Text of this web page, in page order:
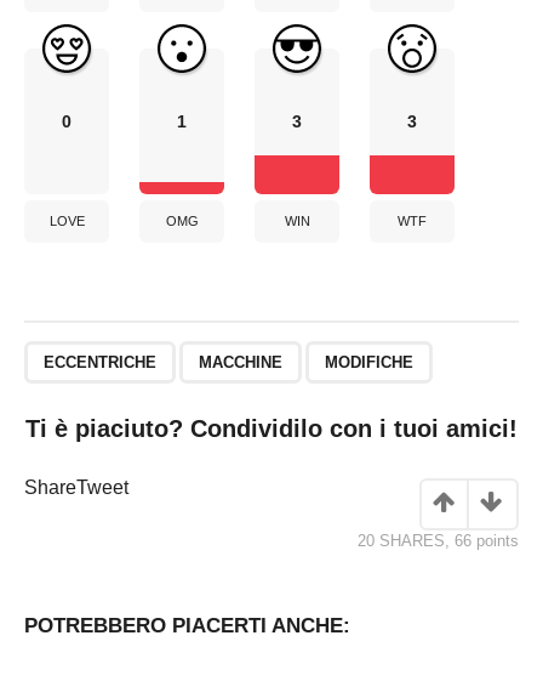
0
LOVE
1
OMG
3
WIN
3
WTF
ECCENTRICHE MACCHINE MODIFICHE
Ti è piaciuto? Condividilo con i tuoi amici!
ShareTweet
20 SHARES, 66 points
POTREBBERO PIACERTI ANCHE: